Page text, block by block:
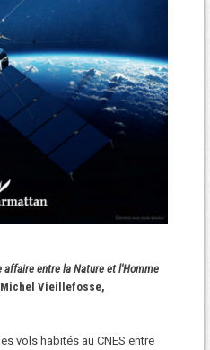
affaire entre la Nature et l'Homme
Michel Vieillefosse,
vols habités au CNES entre